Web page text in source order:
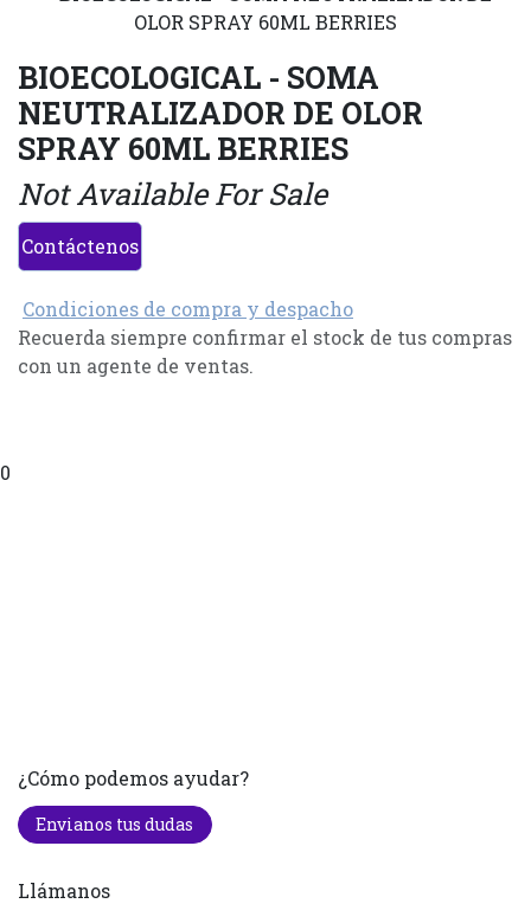
BIOECOLOGICAL - SOMA
NEUTRALIZADOR DE OLOR
SPRAY 60ML BERRIES
Not Available For Sale
Contáctenos
Condiciones de compra y despacho
Recuerda siempre confirmar el stock de tus compras
con un agente de ventas.
0
¿Cómo podemos ayudar?
Envianos tus dudas
Llámanos